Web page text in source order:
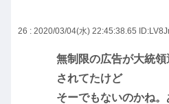
26 : 2020/03/04(水) 22:45:38.65
無制限の広告が大統
されてたけど
そーでもないのかね